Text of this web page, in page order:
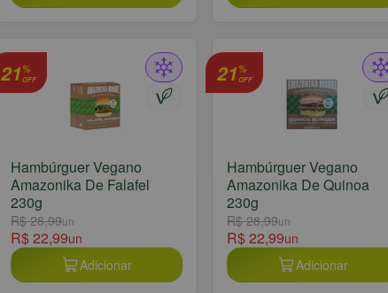
21 %
OFF
Hambúrguer Vegano
Amazonika De Falafel
230g
R$ 28,99un
R$ 22,99un
Adicionar
21 %
OFF
Hambúrguer Vegano
Amazonika De Quinoa
230g
R$ 28,99un
R$ 22,99un
Adicionar